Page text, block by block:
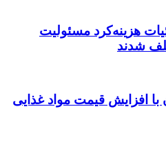
هزینه‌کرد مسئولیت
شدند
با افزایش قیمت مواد غذایی